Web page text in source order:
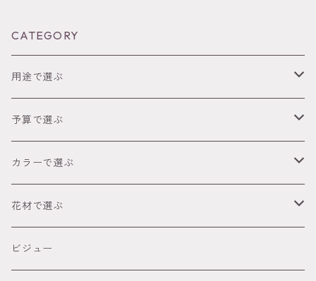
CATEGORY
用途で選ぶ
成人式
卒業式（袴）
ウェディング
オーダーメイド髪飾り
予算で選ぶ
～2,999円
3,000円～4,999円
5,000円～８８００円
カラーで選ぶ
● レッド
● ピンク
花材で選ぶ
胡蝶蘭髪飾り
ビジュー